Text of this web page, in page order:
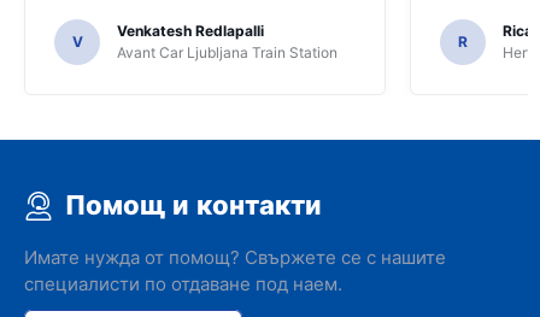
V
Venkatesh Redlapalli
Avant Car Ljubljana Train Station
R
Помощ и контакти
Имате нужда от помощ? Свържете се с нашите
специалисти по отдаване под наем.